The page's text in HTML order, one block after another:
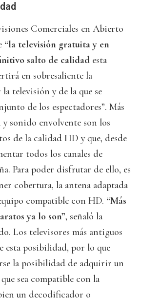
Comerciales en Abierto
“la televisión gratuita y en
salto de calidad esta
en sobresaliente la
televisión y de la que se
de los espectadores”. Más
sonido envolvente son los
de la calidad HD y que, desde
todos los canales de
Para poder disfrutar de ello, es
cobertura, la antena adaptada
compatible con HD. “Más
ya lo son”, señaló la
Los televisores más antiguos
esta posibilidad, por lo que
la posibilidad de adquirir un
sea compatible con la
un decodificador o